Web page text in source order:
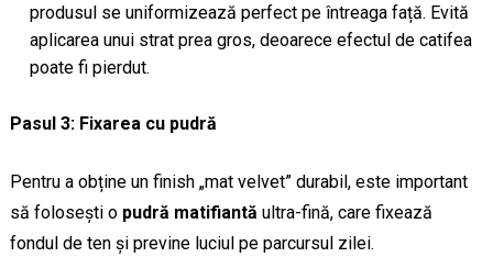
produsul se uniformizează perfect pe întreaga față. Evită
aplicarea unui strat prea gros, deoarece efectul de catifea
poate fi pierdut.
Pasul 3: Fixarea cu pudră
Pentru a obține un finish „mat velvet” durabil, este important
să folosești o pudră matifiantă ultra-fină, care fixează
fondul de ten și previne luciul pe parcursul zilei.